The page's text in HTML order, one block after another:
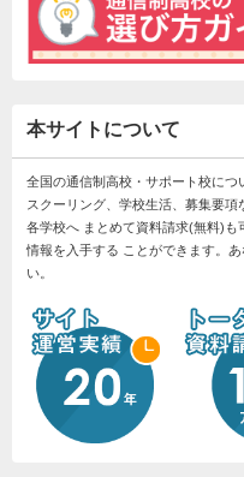
本サイトについて
全国の通信制高校・サポート校につ
スクーリング、学校生活、募集要
各学校へ まとめて資料請求(無料)
情報を入手する ことができます。
い。